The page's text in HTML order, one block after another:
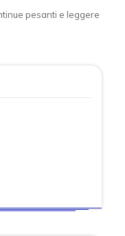
pesanti e leggere